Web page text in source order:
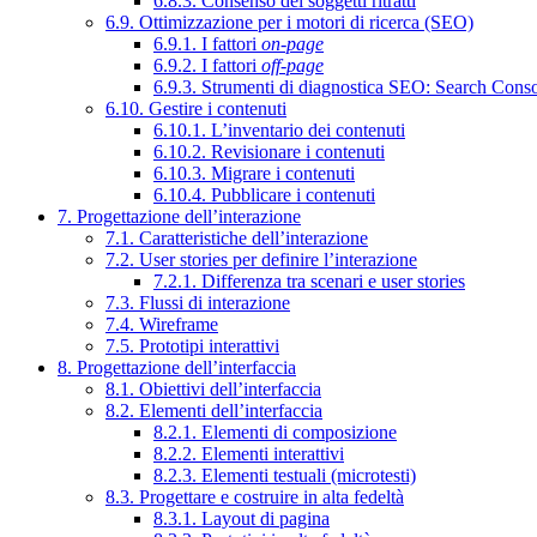
6.9. Ottimizzazione per i motori di ricerca (SEO)
6.9.1. I fattori on-page
6.9.2. I fattori off-page
6.9.3. Strumenti di diagnostica SEO: Search
6.10. Gestire i contenuti
6.10.1. L’inventario dei contenuti
6.10.2. Revisionare i contenuti
6.10.3. Migrare i contenuti
6.10.4. Pubblicare i contenuti
7. Progettazione dell’interazione
7.1. Caratteristiche dell’interazione
7.2. User stories per definire l’interazione
7.2.1. Differenza tra scenari e user stories
7.3. Flussi di interazione
7.4. Wireframe
7.5. Prototipi interattivi
8. Progettazione dell’interfaccia
8.1. Obiettivi dell’interfaccia
8.2. Elementi dell’interfaccia
8.2.1. Elementi di composizione
8.2.2. Elementi interattivi
8.2.3. Elementi testuali (microtesti)
8.3. Progettare e costruire in alta fedeltà
8.3.1. Layout di pagina